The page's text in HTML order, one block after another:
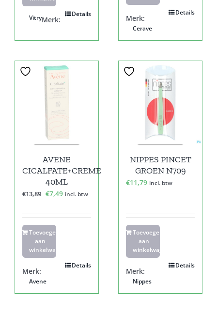
Details
Merk:
Vitry
Details
Merk:
Cerave
AVENE
CICALFATE+CREME
40ML
€13,89 Oorspronkelijke
was:
€13,89.
€7,49Huidige
is:
incl. btw
Toevoegen
aan
winkelwagen
Details
Merk:
Avene
NIPPES PINCET
GROEN N709
€11,79 incl. btw
Toevoegen
aan
winkelwagen
Details
Merk:
Nippes